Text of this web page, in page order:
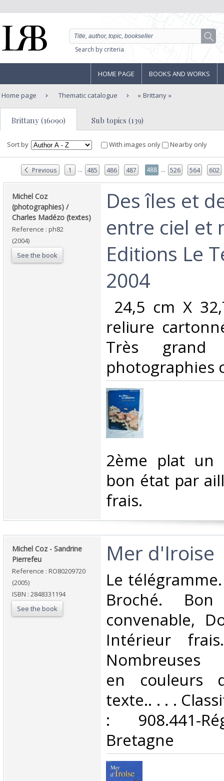
Search by criteria
HOME PAGE BOOKS AND WORKS
Home page Thematic catalogue Brittany
Brittany (16090) Sub topics (139)
Sort by With images only Nearby only
Previous 1 ... 485 486 487 488 ... 526 564 602
‎Michel Coz
(photographies) /
Charles Madézo (textes)‎
Reference : ph82
(2004)
See the book
‎Des îles et
entre ciel et
Editions Le
2004‎
24,5 cm X
reliure
Très grand
photographies
‎2ème plat un
bon état par
frais. ‎
‎Michel Coz - Sandrine
Pierrefeu‎
Reference : RO80209720
(2005)
ISBN : 2848331194
See the book
‎Mer d'Iroise‎
‎Le
Broché.
convenable,
Intérieur
Nombreuses
en couleurs
texte.. . . .
: 908.441-
Bretagne‎